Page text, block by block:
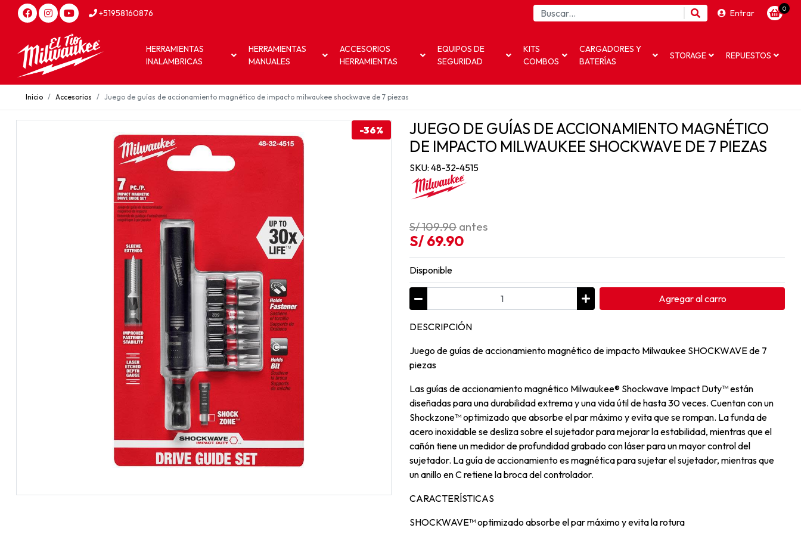
+51958160876 Entrar 0
HERRAMIENTAS
INALAMBRICAS
HERRAMIENTAS
MANUALES
ACCESORIOS
HERRAMIENTAS
EQUIPOS DE
SEGURIDAD
KITS
COMBOS
CARGADORES Y
BATERÍAS
STORAGE REPUESTOS
Inicio Accesorios Juego de guías de accionamiento magnético de impacto milwaukee shockwave de 7 piezas
-36%
JUEGO DE GUÍAS DE ACCIONAMIENTO MAGNÉTICO
DE IMPACTO MILWAUKEE SHOCKWAVE DE 7 PIEZAS
SKU: 48-32-4515
S/ 109.90 antes
S/ 69.90
Disponible
Agregaral carro
DESCRIPCIÓN
Juego de guías de accionamiento magnético de impacto Milwaukee SHOCKWAVE de 7
piezas
Las guías de accionamiento magnético Milwaukee® Shockwave Impact Duty™ están
diseñadas para una durabilidad extrema y una vida útil de hasta 30 veces. Cuentan con un
Shockzone™ optimizado que absorbe el par máximo y evita que se rompan. La funda de
acero inoxidable se desliza sobre el sujetador para mejorar la estabilidad, mientras que el
cañón tiene un medidor de profundidad grabado con láser para un mayor control del
sujetador. La guía de accionamiento es magnética para sujetar el sujetador, mientras que
un anillo en C retiene la broca del controlador.
CARACTERÍSTICAS
SHOCKWAVE™ optimizado absorbe el par máximo y evita la rotura